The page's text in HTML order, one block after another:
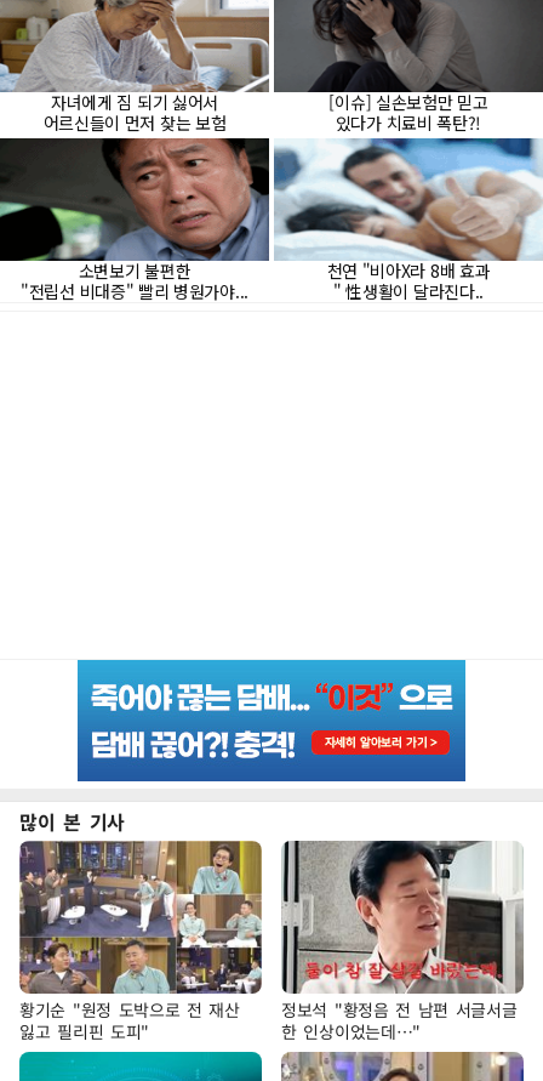
많이 본 기사
황기순 "원정 도박으로 전 재산
잃고 필리핀 도피"
정보석 "황정음 전 남편 서글서글
한 인상이었는데…"